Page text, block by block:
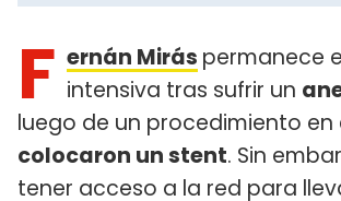
F ernán Mirás permanece
intensiva tras sufrir un
luego de un procedimiento en
colocaron un stent. Sin
tener acceso a la red para